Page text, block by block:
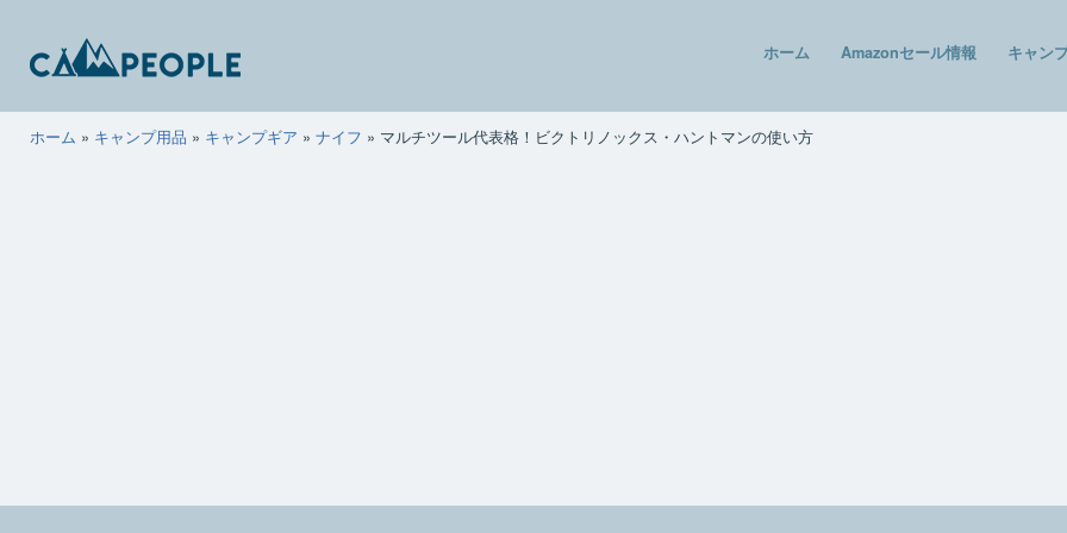
ン
キ
ホーム Amazonセール情報 キャン
ホーム » キャンプ用品 » キャンプギア » ナイフ » マルチツール代表格！ビクトリノックス・ハントマンの使い方